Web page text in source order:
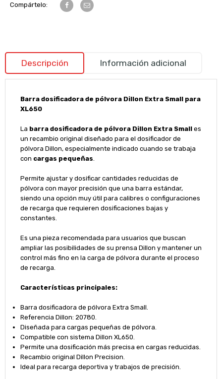
Compártelo:
Descripción Información adicional
Barra dosificadora de pólvora Dillon Extra Small para
XL650
La barra dosificadora de pólvora Dillon Extra Smalles
un recambio original diseñado para el dosificador de
pólvora Dillon, especialmente indicado cuando se trabaja
con cargas pequeñas.
Permite ajustar y dosificar cantidades reducidas de
pólvora con mayor precisión que una barra estándar,
siendo una opción muy útil para calibres o configuraciones
de recarga que requieren dosificaciones bajas y
constantes.
Es una pieza recomendada para usuarios que buscan
ampliar las posibilidades de su prensa Dillon y mantener un
control más fino en la carga de pólvora durante el proceso
de recarga.
Características principales:
Barra dosificadora de pólvora Extra Small.
Referencia Dillon: 20780.
Diseñada para cargas pequeñas de pólvora.
Compatible con sistema Dillon XL650.
Permite una dosificación más precisa en cargas reducidas.
Recambio original Dillon Precision.
Ideal para recarga deportiva y trabajos de precisión.